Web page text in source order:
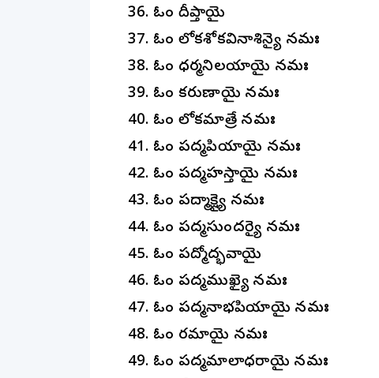
ఓం దీప్తాయై
ఓం లోకశోకవినాశిన్యై నమః
ఓం ధర్మనిలయాయై నమః
ఓం కరుణాయై నమః
ఓం లోకమాత్రే నమః
ఓం పద్మప్రియాయై నమః
ఓం పద్మహస్తాయై నమః
ఓం పద్మాక్ష్యై నమః
ఓం పద్మసుందర్యై నమః
ఓం పద్మోద్భవాయై
ఓం పద్మముఖ్యై నమః
ఓం పద్మనాభప్రియాయై నమః
ఓం రమాయై నమః
ఓం పద్మమాలాధరాయై నమః